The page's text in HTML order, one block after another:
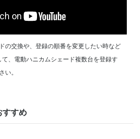
content/themes/customizy/single-
の交換や、登録の順番を変更したい時など
、電動ハニカムシェード複数台を登録す
い。
すすめ